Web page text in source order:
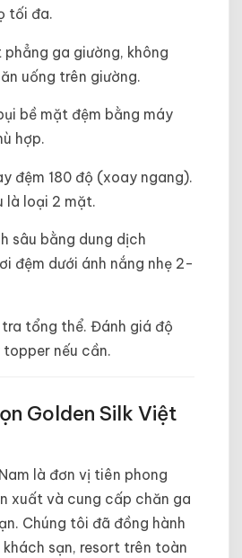
tối đa.
phẳng ga giường, không
uống trên giường.
bề mặt đệm bằng máy
hợp.
đệm 180 độ (xoay ngang).
là loại 2 mặt.
sâu bằng dung dịch
đệm dưới ánh nắng nhẹ 2-
tra tổng thể. Đánh giá độ
topper nếu cần.
Golden Silk Việt
là đơn vị tiên phong
xuất và cung cấp chăn ga
Chúng tôi đã đồng hành
sạn, resort trên toàn